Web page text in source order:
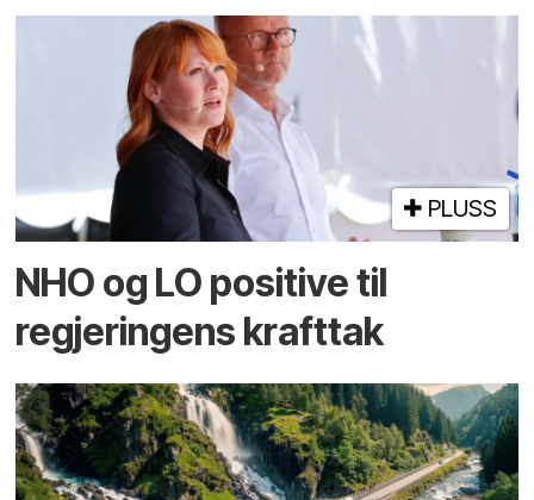
PLUSS
NHO og LO positive til
regjeringens krafttak